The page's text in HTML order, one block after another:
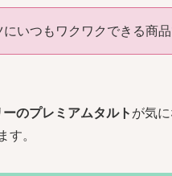
いつもワクワクできる商品
のプレミアムタルト が気
す。